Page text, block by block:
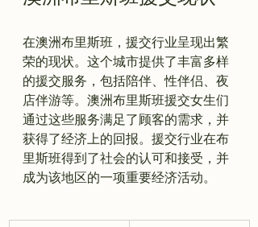
在澳洲布里斯班，援交行业呈现出繁
荣的现状。这个城市提供了丰富多样
的援交服务，包括陪伴、性伴侣、夜
店伴游等。澳洲布里斯班援交女生们
通过这些服务满足了顾客的需求，并
获得了经济上的回报。援交行业在布
里斯班得到了社会的认可和接受，并